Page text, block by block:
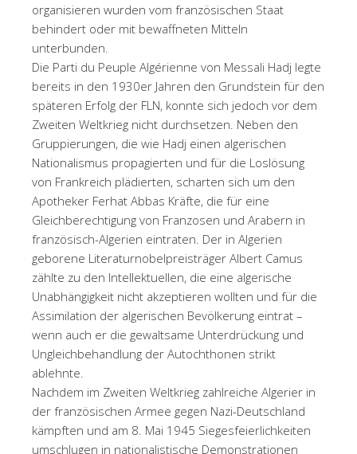
organisieren wurden vom französischen Staat
behindert oder mit bewaffneten Mitteln
unterbunden.
Die Parti du Peuple Algérienne von Messali Hadj legte
bereits in den 1930er Jahren den Grundstein für den
späteren Erfolg der FLN, konnte sich jedoch vor dem
Zweiten Weltkrieg nicht durchsetzen. Neben den
Gruppierungen, die wie Hadj einen algerischen
Nationalismus propagierten und für die Loslösung
von Frankreich plädierten, scharten sich um den
Apotheker Ferhat Abbas Kräfte, die für eine
Gleichberechtigung von Franzosen und Arabern in
französisch-Algerien eintraten. Der in Algerien
geborene Literaturnobelpreisträger Albert Camus
zählte zu den Intellektuellen, die eine algerische
Unabhängigkeit nicht akzeptieren wollten und für die
Assimilation der algerischen Bevölkerung eintrat –
wenn auch er die gewaltsame Unterdrückung und
Ungleichbehandlung der Autochthonen strikt
ablehnte.
Nachdem im Zweiten Weltkrieg zahlreiche Algerier in
der französischen Armee gegen Nazi-Deutschland
kämpften und am 8. Mai 1945 Siegesfeierlichkeiten
umschlugen in nationalistische Demonstrationen